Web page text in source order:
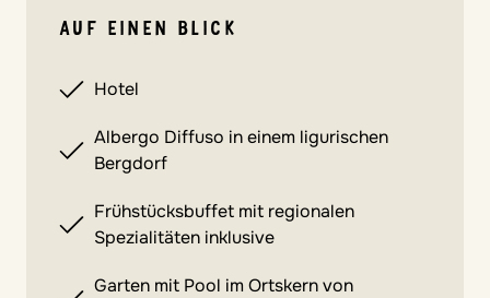
AUF EINEN BLICK
Hotel
Albergo Diffuso in einem ligurischen
Bergdorf
Frühstücksbuffet mit regionalen
Spezialitäten inklusive
Garten mit Pool im Ortskern von